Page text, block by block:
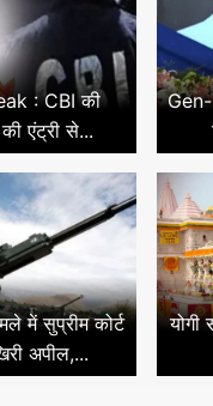
: CBI की
की एंट्री से...
Gen-
में सुप्रीम कोर्ट
अपील,...
योगी